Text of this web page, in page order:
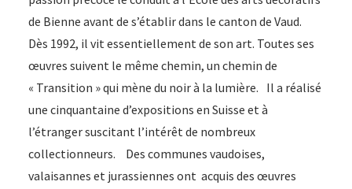
de Bienne avant de s’établir dans le canton de Vaud.
Dès 1992, il vit essentiellement de son art. Toutes ses
œuvres suivent le même chemin, un chemin de
« Transition » qui mène du noir à la lumière. Il a réalisé
une cinquantaine d’expositions en Suisse et à
l’étranger suscitant l’intérêt de nombreux
collectionneurs. Des communes vaudoises,
valaisannes et jurassiennes ont acquis des œuvres